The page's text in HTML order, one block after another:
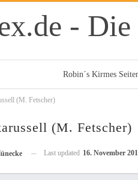
Robin´s Kirmes
(M. Fetscher)
(M. Fetscher)
Last updated 16. November